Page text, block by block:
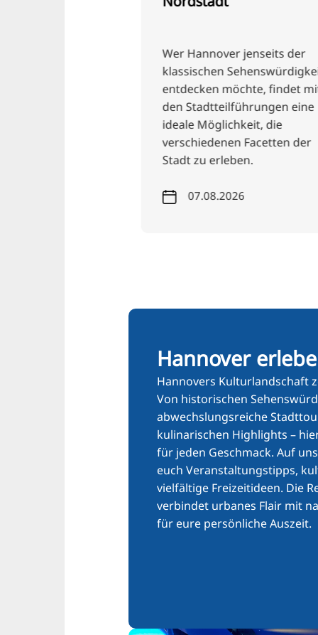
Wer Hannover jenseits der
klassischen
entdecken möchte, findet mit
den Stadtteilführungen eine
ideale Möglichkeit, die
verschiedenen Facetten der
Stadt zu erleben.
07.08.2026
Hannover
Hannovers Kulturlandschaft
Von historischen
abwechslungsreiche
kulinarischen Highlights –
für jeden Geschmack. Auf
euch Veranstaltungstipps,
vielfältige Freizeitideen. Die
verbindet urbanes Flair mit
für eure persönliche Auszeit.